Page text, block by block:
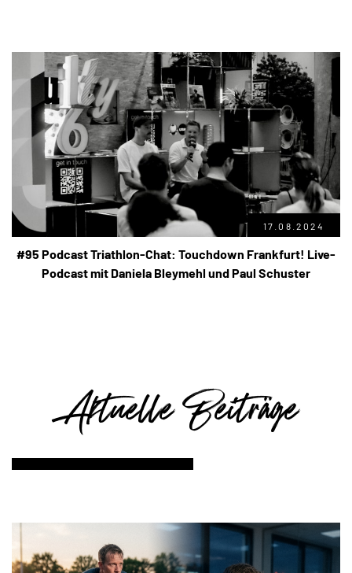
17.08.2024
#95 Podcast Triathlon-Chat: Touchdown Frankfurt! Live-
Podcast mit Daniela Bleymehl und Paul Schuster
Aktuelle Beiträge